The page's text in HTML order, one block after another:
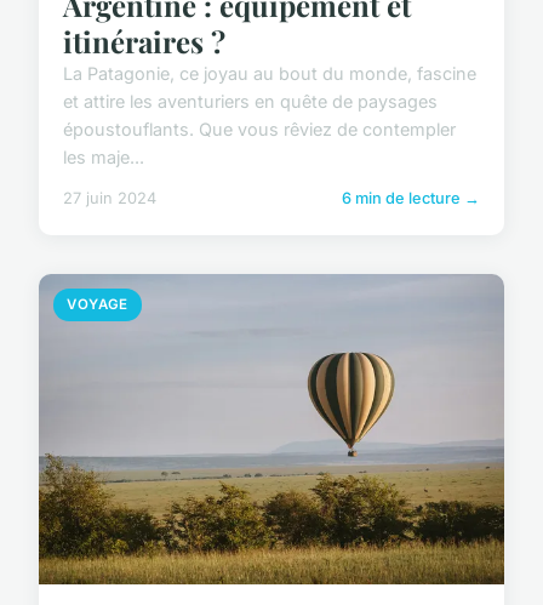
itinéraires ?
La Patagonie, ce joyau au bout du monde, fascine
et attire les aventuriers en quête de paysages
époustouflants. Que vous rêviez de contempler
les maje...
27 juin 2024 6 min de lecture →
VOYAGE